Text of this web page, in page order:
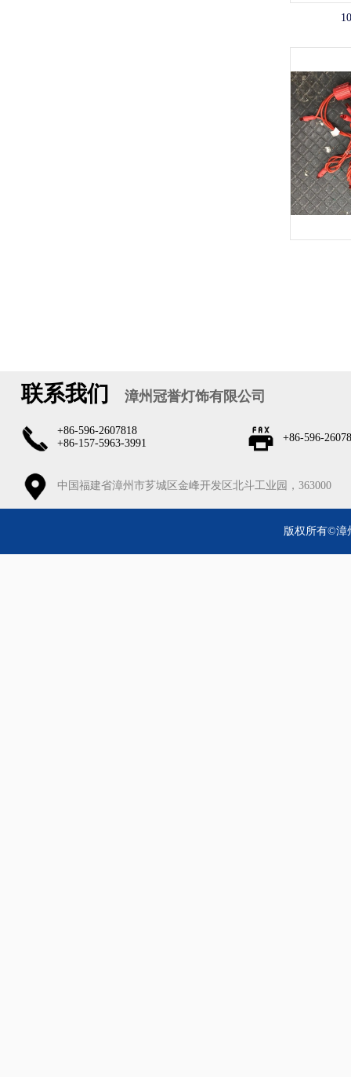
联系我们 漳州冠誉灯饰有限公司
+86-596-2607818
+86-157-5963-3991
+86-596-
中国福建省漳州市芗城区金峰开发区北斗工业园，363000
版权所有©